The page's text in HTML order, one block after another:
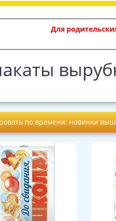
Для
по времени: новинки